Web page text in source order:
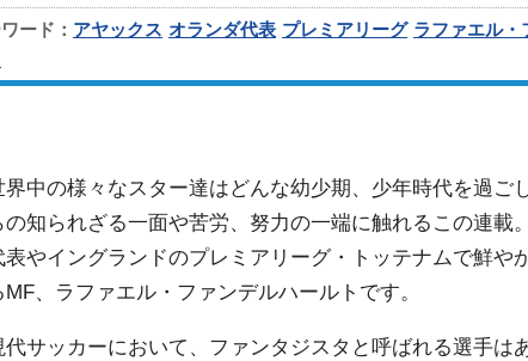
ード： アヤックス オランダ代表 プレミアリーグ ラファエル・
中の様々なスター達はどんな幼少期、少年時代を過ご
の知られざる一面や苦労、努力の一端に触れるこの連載
表やイングランドのプレミアリーグ・トッテナムで鮮や
MF、ラファエル・ファンデルハールトです。
サッカーにおいて、ファンタジスタと呼ばれる選手は